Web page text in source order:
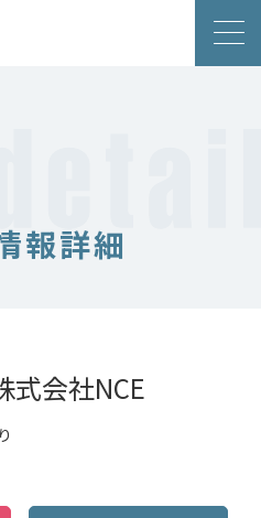
報詳細
式会社NCE